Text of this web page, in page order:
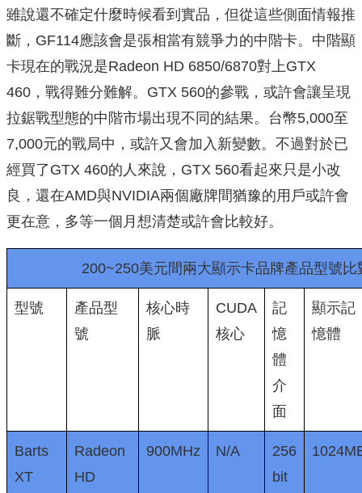
雖說還不確定什麼時候看到實品，但從這些側面情報推
斷，GF114應該會是張相當有競爭力的中階卡。中階顯
卡現在的戰況是Radeon HD 6850/6870對上GTX
460，戰得難分難解。GTX 560的參戰，或許會讓呈現
拉鋸戰型態的中階市場出現不同的結果。台幣5,000至
7,000元的戰局中，或許又會加入新變數。不過對於已
經買了GTX 460的人來說，GTX 560看起來只是小改
良，還在AMD與NVIDIA兩個廠牌間猶豫的用戶或許會
更在意，多等一個月想清楚或許會比較好。
200~250美元間兩大顯示卡品牌產品型號比
型號
產品型
號
核心時
脈
CUDA
核心
記
憶
體
介
面
顯示記
憶體
Barts
XT
Radeon
HD
900MHz N/A
256
bit